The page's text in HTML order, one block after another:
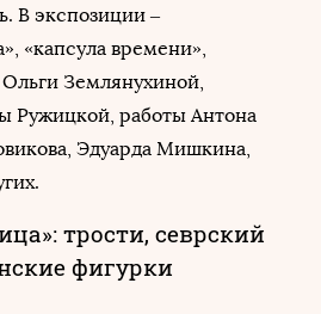
В экспозиции –
«капсула времени»,
Землянухиной,
Ружицкой, работы Антона
Эдуарда Мишкина,
трости, севрский
фигурки